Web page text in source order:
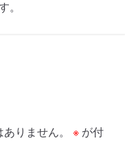
。
りません。 ※ が付